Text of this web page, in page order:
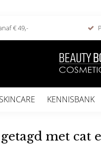
€ 49,-
SKINCARE KENNISBANK
met cat